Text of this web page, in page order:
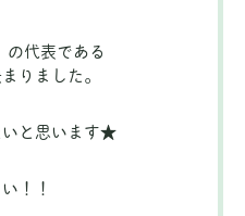
代表である
りました。
いと思います★
！！